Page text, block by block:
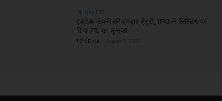
Money मंत्र
एडटेक कंपनी की दमदार एंट्री, IPO ने लिस्टिंग पर
दिया 7% का मुनाफा
TBN Desk